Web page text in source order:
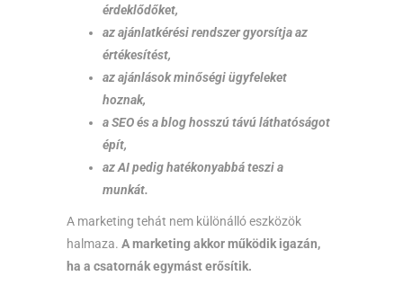
érdeklődőket,
az ajánlatkérési rendszer gyorsítja az
értékesítést,
az ajánlások minőségi ügyfeleket
hoznak,
a SEO és a blog hosszú távú láthatóságot
épít,
az AI pedig hatékonyabbá teszi a
munkát.
A marketing tehát nem különálló eszközök
halmaza. A marketing akkor működik igazán,
ha a csatornák egymást erősítik.